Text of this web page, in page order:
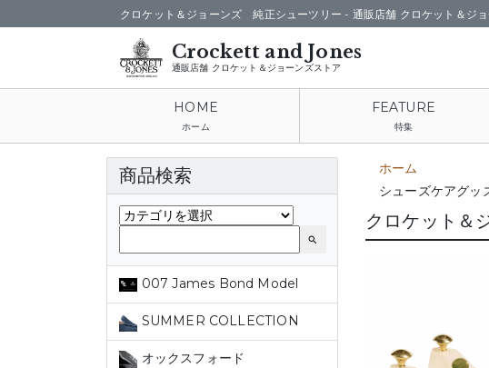
通販店舗 クロケット＆ジョーンズストア
クロケット＆ジョーンズ 純正シューツリー - 通販店舗 クロケット＆ジ
ホーム 特集
ホーム
シューズケアグッ
クロケット＆
商品検索
search
007 James Bond Model
SUMMER COLLECTION
オックスフォード